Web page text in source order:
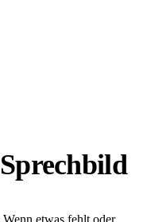
etwas fehlt oder